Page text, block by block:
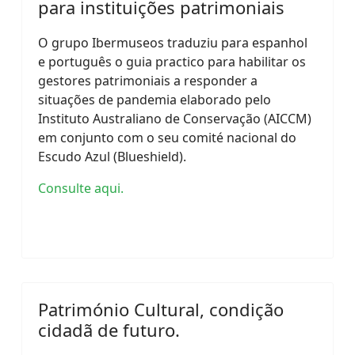
para instituições patrimoniais
O grupo Ibermuseos traduziu para espanhol
e português o guia practico para habilitar os
gestores patrimoniais a responder a
situações de pandemia elaborado pelo
Instituto Australiano de Conservação (AICCM)
em conjunto com o seu comité nacional do
Escudo Azul (Blueshield).
Consulte aqui.
Património Cultural, condição
cidadã de futuro.